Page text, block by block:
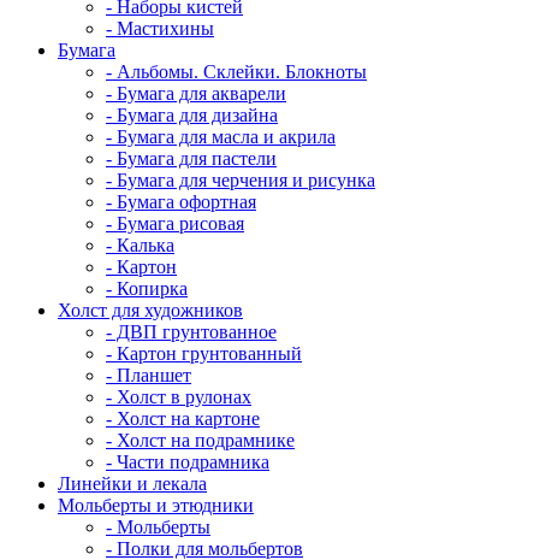
- Наборы кистей
- Мастихины
Бумага
- Альбомы. Склейки. Блокноты
- Бумага для акварели
- Бумага для дизайна
- Бумага для масла и акрила
- Бумага для пастели
- Бумага для черчения и рисунка
- Бумага офортная
- Бумага рисовая
- Калька
- Картон
- Копирка
Холст для художников
- ДВП грунтованное
- Картон грунтованный
- Планшет
- Холст в рулонах
- Холст на картоне
- Холст на подрамнике
- Части подрамника
Линейки и лекала
Мольберты и этюдники
- Мольберты
- Полки для мольбертов